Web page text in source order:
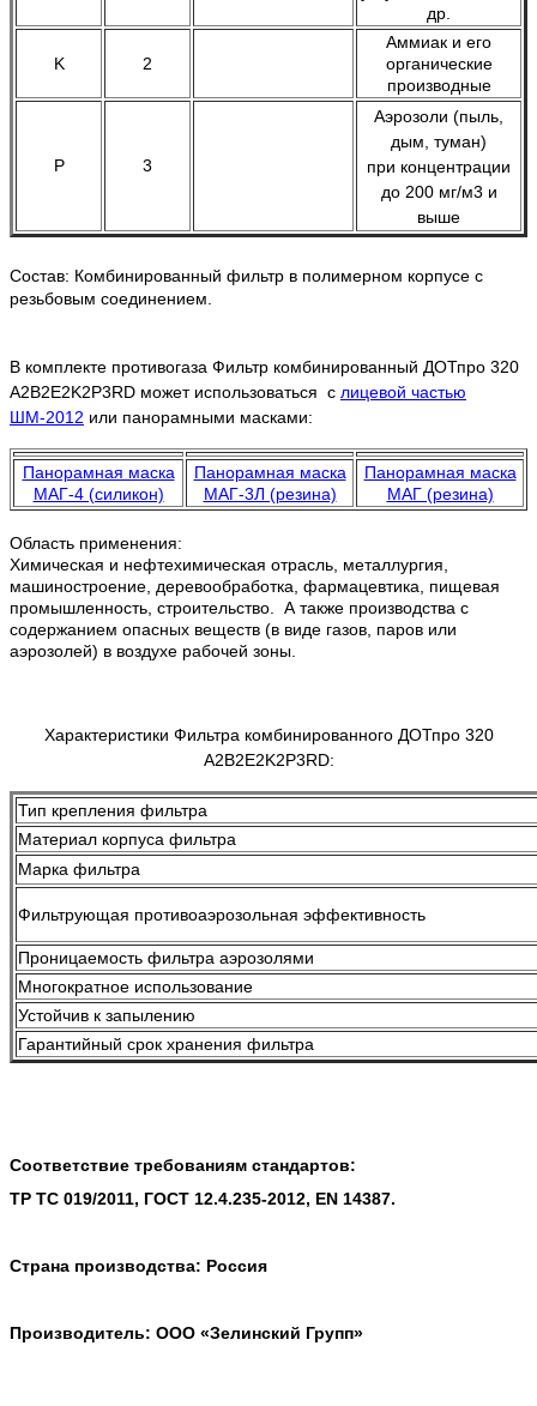
др.
K 2
Аммиак и его
органические
производные
P 3
Аэрозоли (пыль,
дым, туман)
при концентрации
до 200 мг/м3 и
выше
Состав: Комбинированный фильтр в полимерном корпусе с
резьбовым соединением.
В комплекте противогаза Фильтр комбинированный ДОТпро 320
A2B2E2K2Р3RD может использоваться с лицевой частью
ШМ-2012 или панорамными масками:
Панорамная маска
МАГ-4 (силикон)
Панорамная маска
МАГ-3Л (резина)
Панорамная маска
МАГ (резина)
Область применения:
Химическая и нефтехимическая отрасль, металлургия,
машиностроение, деревообработка, фармацевтика, пищевая
промышленность, строительство. А также производства с
содержанием опасных веществ (в виде газов, паров или
аэрозолей) в воздухе рабочей зоны.
Характеристики Фильтра комбинированного ДОТпро 320
A2B2E2K2Р3RD:
Тип крепления фильтра
Материал корпуса фильтра
Марка фильтра
Фильтрующая противоаэрозольная эффективность
Проницаемость фильтра аэрозолями
Многократное использование
Устойчив к запылению
Гарантийный срок хранения фильтра
Соответствие требованиям стандартов:
ТР ТС 019/2011, ГОСТ 12.4.235-2012, EN 14387.
Страна производства: Россия
Производитель: ООО «Зелинский Групп»